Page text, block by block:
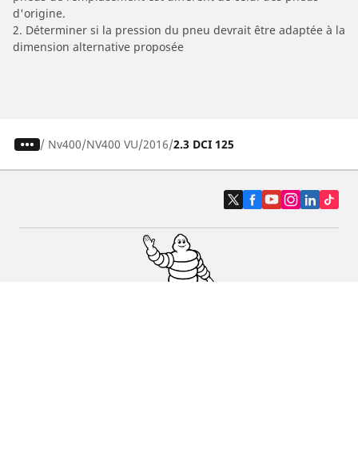
d'origine.
2. Déterminer si la pression du pneu devrait être adaptée à la
dimension alternative proposée
/ Nv400 NV400 VU 2016 2.3 DCI 125